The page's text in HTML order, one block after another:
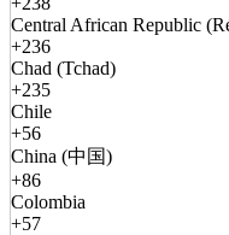
Central African Republic
+236
Chad (Tchad)
+235
Chile
+56
China (中国)
+86
Colombia
+57